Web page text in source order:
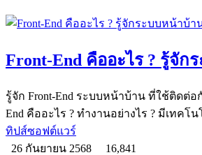
Front-End คืออะไร ? รู้จั
รู้จัก Front-End ระบบหน้าบ้าน ที่ใช้ติดต่
End คืออะไร ? ทำงานอย่างไร ? มีเทคโน
ทิปส์ซอฟต์แวร์
26 กันยายน 2568
16,841